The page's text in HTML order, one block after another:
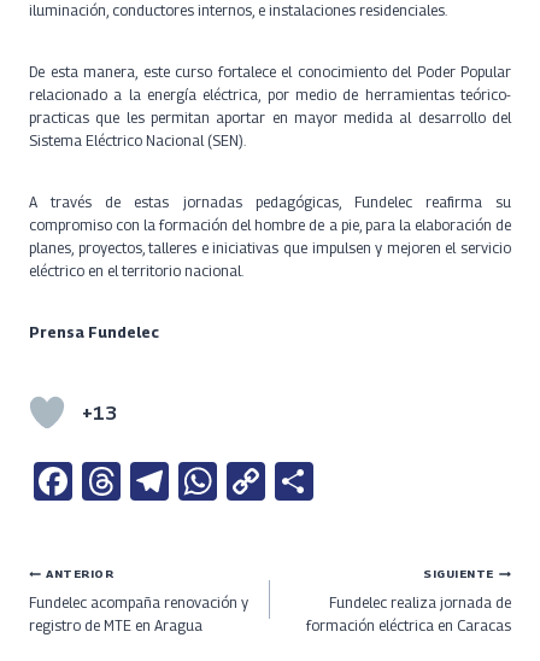
iluminación, conductores internos, e instalaciones residenciales.
De esta manera, este curso fortalece el conocimiento del Poder Popular
relacionado a la energía eléctrica, por medio de herramientas teórico-
practicas que les permitan aportar en mayor medida al desarrollo del
Sistema Eléctrico Nacional (SEN).
A través de estas jornadas pedagógicas, Fundelec reafirma su
compromiso con la formación del hombre de a pie, para la elaboración de
planes, proyectos, talleres e iniciativas que impulsen y mejoren el servicio
eléctrico en el territorio nacional.
Prensa Fundelec
+13
Fa
b
o
o
T
a
ds
Te
a
m
W
s
C
e
Navegación
de
ANTERIOR
Fundelec acompaña renovación y
registro de MTE en Aragua
SIGUIENTE
Fundelec realiza jornada de
formación eléctrica en Caracas